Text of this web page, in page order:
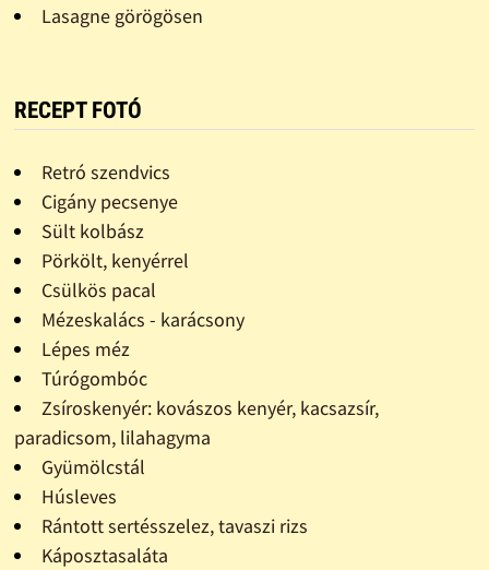
Lasagne görögösen
RECEPT FOTÓ
Retró szendvics
Cigány pecsenye
Sült kolbász
Pörkölt, kenyérrel
Csülkös pacal
Mézeskalács - karácsony
Lépes méz
Túrógombóc
Zsíroskenyér: kovászos kenyér, kacsazsír,
paradicsom, lilahagyma
Gyümölcstál
Húsleves
Rántott sertésszelez, tavaszi rizs
Káposztasaláta